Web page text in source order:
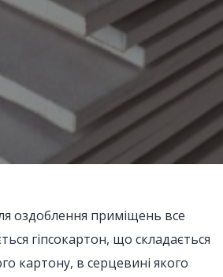
оздоблення приміщень все
гіпсокартон, що складається
картону, в серцевині якого